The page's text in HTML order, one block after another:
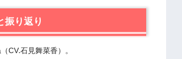
！？
振り返り
CV.石見舞菜香）。